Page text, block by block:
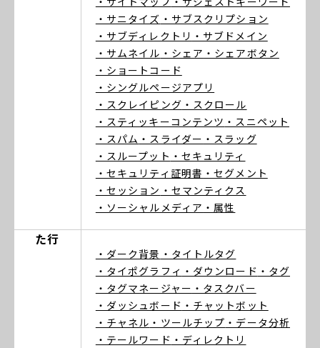
・サニタイズ ・サブスクリプション
・サブディレクトリ ・サブドメイン
・サムネイル ・シェア ・シェアボタン
・ショートコード
・シングルページアプリ
・スクレイピング ・スクロール
・スティッキーコンテンツ ・スニペット
・スパム ・スライダー ・スラッグ
・スループット ・セキュリティ
・セキュリティ証明書 ・セグメント
・セッション ・セマンティクス
・ソーシャルメディア ・属性
た行
・ダーク背景 ・タイトルタグ
・タイポグラフィ ・ダウンロード ・タグ
・タグマネージャー ・タスクバー
・ダッシュボード ・チャットボット
・チャネル ・ツールチップ ・データ分析
・テールワード ・ディレクトリ